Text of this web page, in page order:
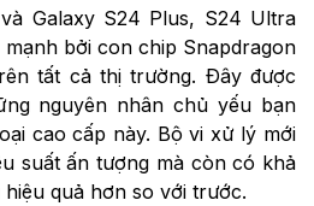
và Galaxy S24 Plus, S24 Ultra
bởi con chip Snapdragon
tất cả thị trường. Đây được
nguyên nhân chủ yếu bạn
cao cấp này. Bộ vi xử lý mới
suất ấn tượng mà còn có khả
quả hơn so với trước.